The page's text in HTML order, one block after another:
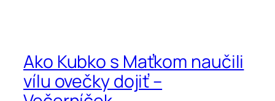
Ako Kubko s Maťkom naučili
vílu ovečky dojiť –